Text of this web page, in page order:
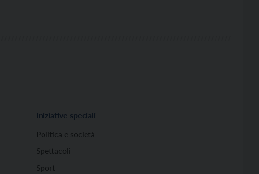
Iniziative speciali
Politica e società
Spettacoli
Sport